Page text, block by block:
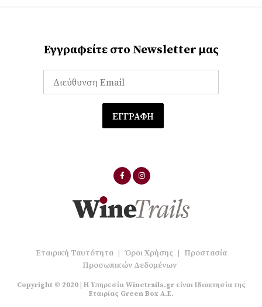
Εγγραφείτε στο Newsletter μας
Εταιρική Ταυτότητα | Όροι Χρήσης | Προστασία
Προσωπικών Δεδομένων
Copyright © 2020 | Η Υπηρεσία Winetrails.gr είναι Ιδιοκτησία της
Εταιρίας Green Box A.E.